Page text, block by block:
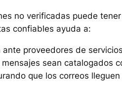
no verificadas puede
confiables ayuda a:
ante proveedores de
sean catalogados
que los correos